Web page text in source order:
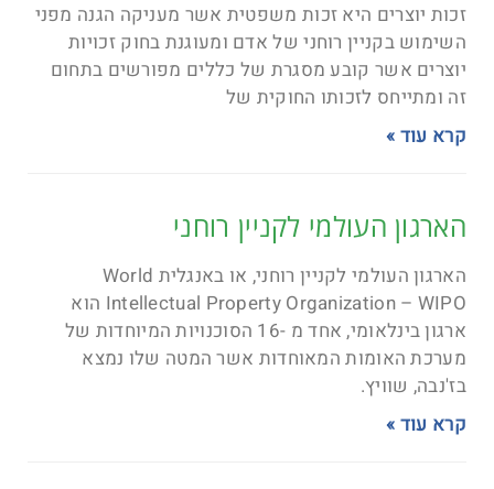
זכות יוצרים היא זכות משפטית אשר מעניקה הגנה מפני
השימוש בקניין רוחני של אדם ומעוגנת בחוק זכויות
יוצרים אשר קובע מסגרת של כללים מפורשים בתחום
זה ומתייחס לזכותו החוקית של
קרא עוד »
הארגון העולמי לקניין רוחני
הארגון העולמי לקניין רוחני, או באנגלית World
Intellectual Property Organization – WIPO הוא
ארגון בינלאומי, אחד מ -16 הסוכנויות המיוחדות של
מערכת האומות המאוחדות אשר המטה שלו נמצא
בז'נבה, שוויץ.
קרא עוד »